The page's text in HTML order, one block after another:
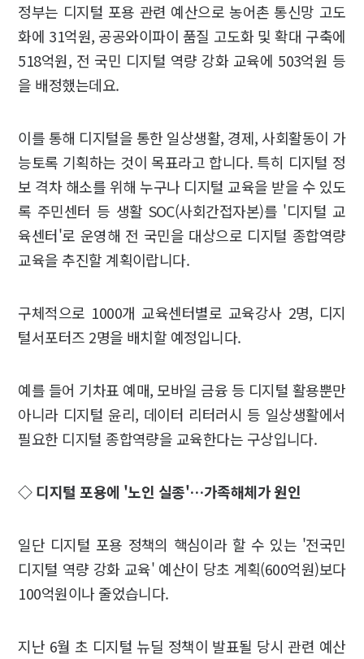
정부는 디지털 포용 관련 예산으로 농어촌 통신망 고도
화에 31억원, 공공와이파이 품질 고도화 및 확대 구축에
518억원, 전 국민 디지털 역량 강화 교육에 503억원 등
을 배정했는데요.
이를 통해 디지털을 통한 일상생활, 경제, 사회활동이 가
능토록 기획하는 것이 목표라고 합니다. 특히 디지털 정
보 격차 해소를 위해 누구나 디지털 교육을 받을 수 있도
록 주민센터 등 생활 SOC(사회간접자본)를 '디지털 교
육센터'로 운영해 전 국민을 대상으로 디지털 종합역량
교육을 추진할 계획이랍니다.
구체적으로 1000개 교육센터별로 교육강사 2명, 디지
털서포터즈 2명을 배치할 예정입니다.
예를 들어 기차표 예매, 모바일 금융 등 디지털 활용뿐만
아니라 디지털 윤리, 데이터 리터러시 등 일상생활에서
필요한 디지털 종합역량을 교육한다는 구상입니다.
◇ 디지털 포용에 '노인 실종'…가족해체가 원인
일단 디지털 포용 정책의 핵심이라 할 수 있는 '전국민
디지털 역량 강화 교육' 예산이 당초 계획(600억원)보다
100억원이나 줄었습니다.
지난 6월 초 디지털 뉴딜 정책이 발표될 당시 관련 예산